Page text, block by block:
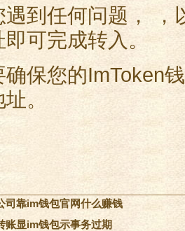
遇到任何问题， ，
即可完成转入。
确保您的ImToken
。
司靠im钱包官网什么赚钱
账显im钱包示事务过期